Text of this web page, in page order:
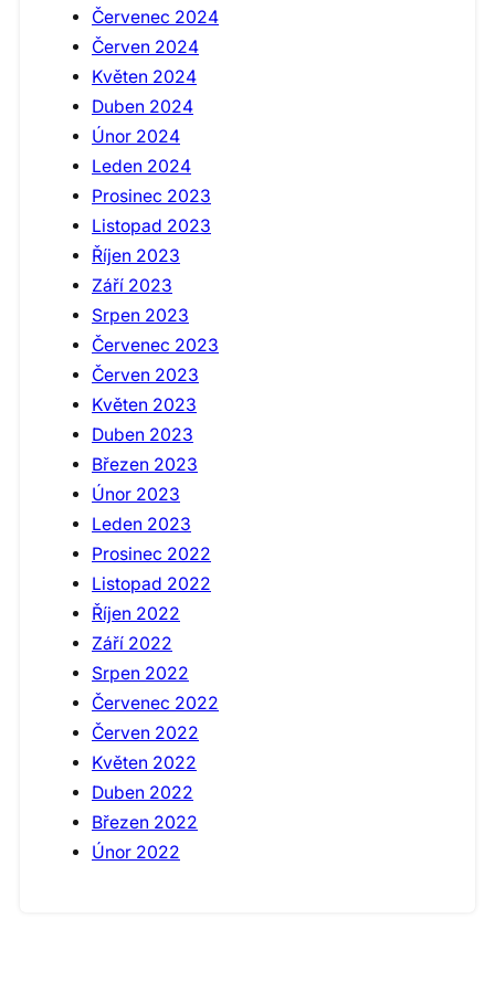
Červenec 2024
Červen 2024
Květen 2024
Duben 2024
Únor 2024
Leden 2024
Prosinec 2023
Listopad 2023
Říjen 2023
Září 2023
Srpen 2023
Červenec 2023
Červen 2023
Květen 2023
Duben 2023
Březen 2023
Únor 2023
Leden 2023
Prosinec 2022
Listopad 2022
Říjen 2022
Září 2022
Srpen 2022
Červenec 2022
Červen 2022
Květen 2022
Duben 2022
Březen 2022
Únor 2022